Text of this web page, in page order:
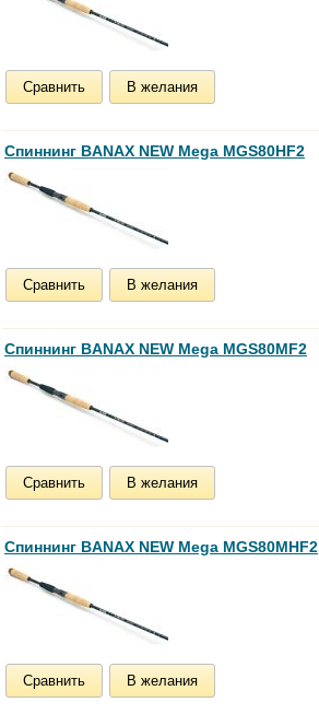
Сравнить В желания
Спиннинг BANAX NEW Mega MGS80HF2
Сравнить В желания
Спиннинг BANAX NEW Mega MGS80MF2
Сравнить В желания
Спиннинг BANAX NEW Mega MGS80MHF2
Сравнить В желания